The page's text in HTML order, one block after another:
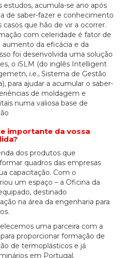
acumula-se ano após
de saber-fazer e conhecimento
que hão de vir a ocorrer.
com celeridade é fator de
da eficácia e da
foi desenvolvida uma solução
o iSLM (do inglês Intelligent
i.e., Sistema de Gestão
para ajudar a acumular o saber-
de moldagem e
numa valiosa base de
importante da vossa
dos produtos que
quadros das empresas
capacitação. Com o
um espaço – a Oficina da
destinado
na área da engenharia para
uma parceira com a
proporcionar formação de
de termoplásticos e já
em Portugal.